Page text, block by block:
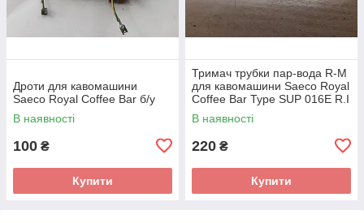
Дроти для кавомашини
Saeco Royal Coffee Bar б/у
В наявності
100 ₴
Купити
Тримач трубки пар-вода R-M
для кавомашини Saeco Royal
Coffee Bar Type SUP 016E R.I
б/у
В наявності
220 ₴
Купити